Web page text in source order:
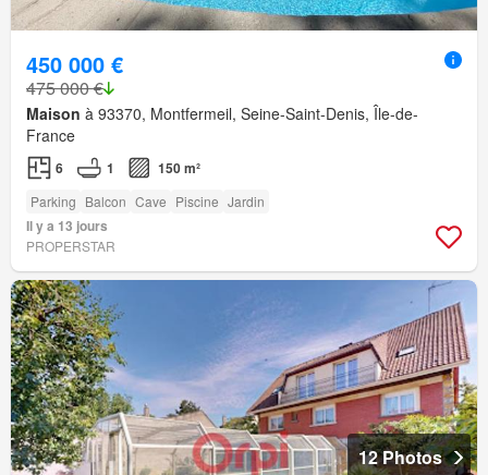
450 000 €
475 000 €
Maison à 93370, Montfermeil, Seine-Saint-Denis, Île-de-
France
6 1 150 m²
Parking Balcon Cave Piscine Jardin
Il y a 13 jours
PROPERSTAR
12 Photos